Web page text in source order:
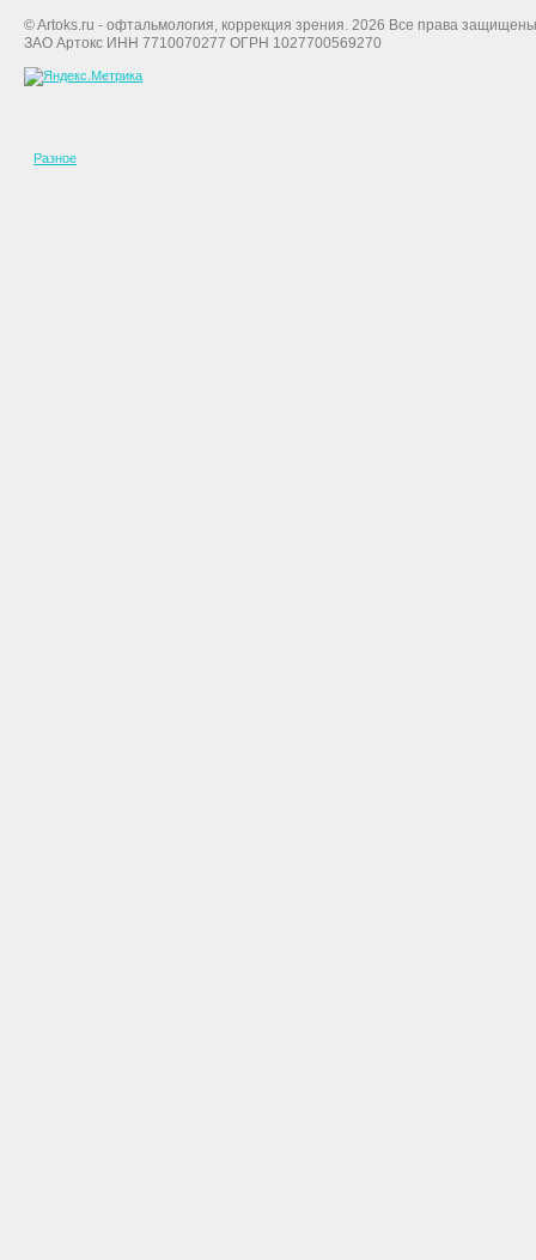
© Artoks.ru - офтальмология, коррекция зрения. 2026 Все права
ЗАО Артокс ИНН 7710070277 ОГРН 1027700569270
Разное